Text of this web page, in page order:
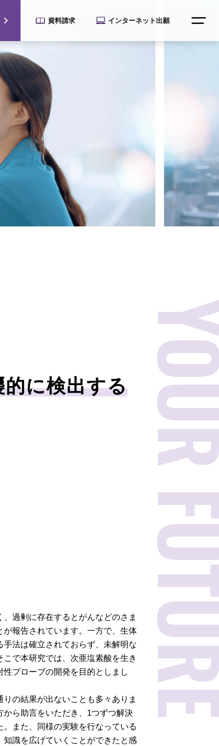
資料請求 インターネット出願
的に検出する
過剰に存在するとがんなどのさま
が報告されています。一方で、生体
法は確立されておらず、未解明な
で本研究では、次亜塩素酸を生き
プローブの開発を目的としまし
の結果が出ないことも多々ありま
ら助言をいただき、1つずつ解決
また、同様の実験を行なっている
知識を広げていくことができたと感